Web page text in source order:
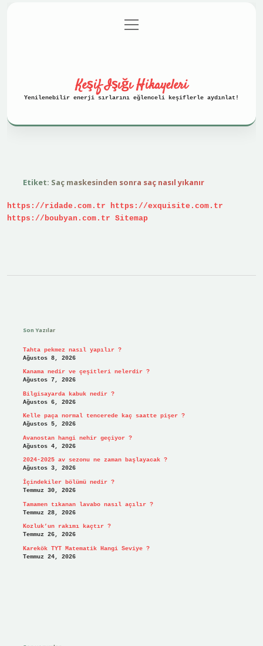
Gizlilik Politikası
menüyü
aç
Keşif Işığı Hikayeleri
Yenilenebilir enerji sırlarını eğlenceli keşiflerle aydınlat!
Etiket: Saç maskesinden sonra saç nasıl yıkanır
https://ridade.com.tr
https://exquisite.com.tr
https://boubyan.com.tr Sitemap
Son Yazılar
Tahta pekmez nasıl yapılır ?
Ağustos 8, 2026
Kanama nedir ve çeşitleri nelerdir ?
Ağustos 7, 2026
Bilgisayarda kabuk nedir ?
Ağustos 6, 2026
Kelle paça normal tencerede kaç saatte pişer ?
Ağustos 5, 2026
Avanostan hangi nehir geçiyor ?
Ağustos 4, 2026
2024-2025 av sezonu ne zaman başlayacak ?
Ağustos 3, 2026
İçindekiler bölümü nedir ?
Temmuz 30, 2026
Tamamen tıkanan lavabo nasıl açılır ?
Temmuz 28, 2026
Kozluk’un rakımı kaçtır ?
Temmuz 26, 2026
Karekök TYT Matematik Hangi Seviye ?
Temmuz 24, 2026